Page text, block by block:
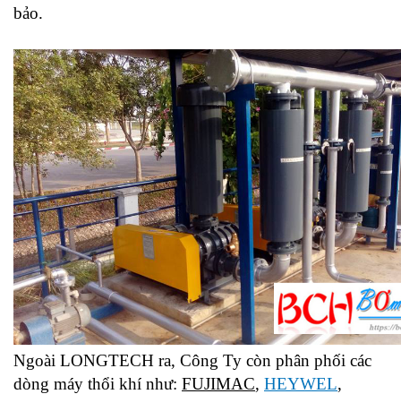
bảo.
Ngoài LONGTECH ra, Công Ty còn phân phối các
dòng máy thổi khí như: FUJIMAC, HEYWEL,